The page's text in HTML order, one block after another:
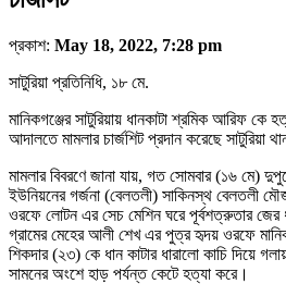
প্রকাশ: May 18, 2022, 7:28 pm
সাটুরিয়া প্রতিনিধি, ১৮ মে.
মানিকগঞ্জের সাটুরিয়ায় ধানকাটা শ্রমিক আরিফ কে
আদালতে মামলার চার্জশিট প্রদান করেছে সাটুরিয়া
মামলার বিবরণে জানা যায়, গত সোমবার (১৬ মে)
ইউনিয়নের গর্জনা (বেলতলী) সাকিনস্থ বেলতলী
ওরফে লোটন এর সেচ মেশিন ঘরে পূর্বশত্রুতার জের
গ্রামের মেহের আলী শেখ এর পুত্র হৃদয় ওরফে
শিকদার (২৩) কে ধান কাটার ধারালো কাচি দিয়ে
সামনের অংশে হাড় পর্যন্ত কেটে হত্যা করে।